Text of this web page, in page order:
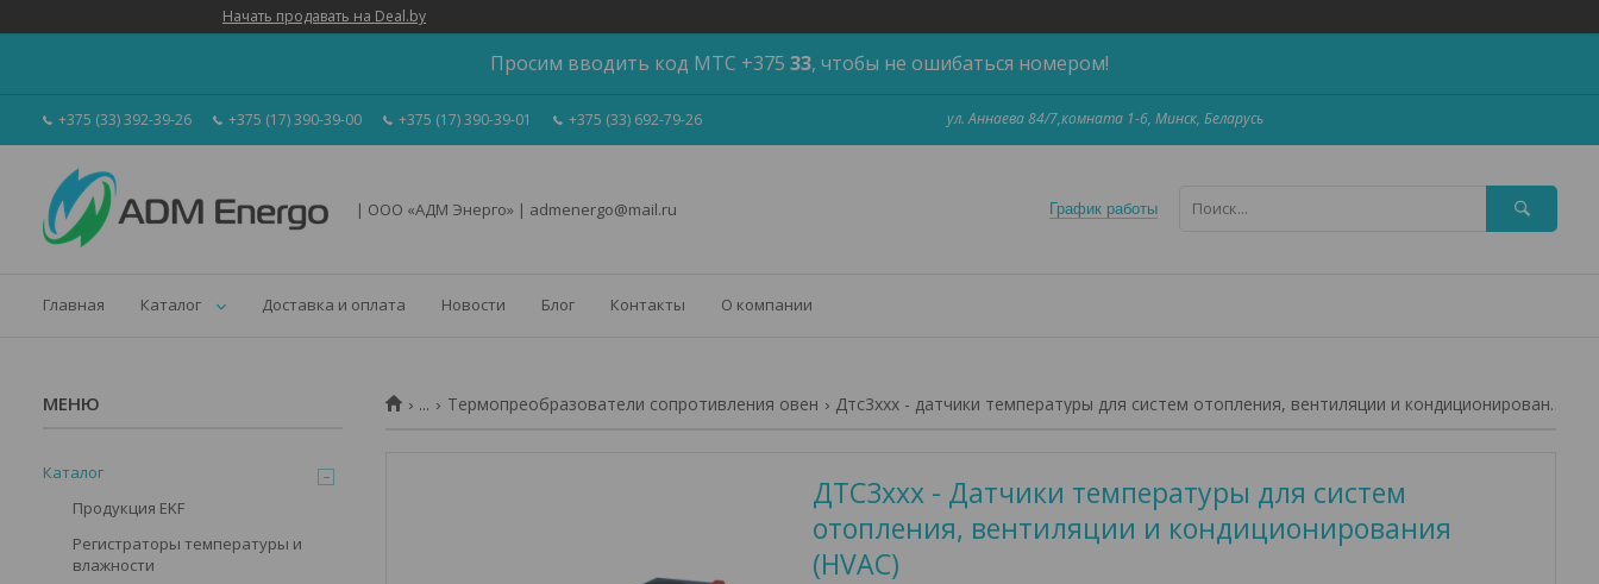
Начать продавать на Deal.by
Просим вводить код МТС +375 33, чтобы не ошибаться номером!
+375 (33) 392-39-26 +375 (17) 390-39-00 +375 (17) 390-39-01 +375 (33) 692-79-26 ул. Аннаева 84/7,комната 1-6, Минск, Беларусь
| ООО «АДМ Энерго» | admenergo@mail.ru График работы
Главная Каталог Доставка и оплата Новости Блог Контакты О компании
... Термопреобразователи сопротивления овен Дтс3ххх - датчики температуры для систем отопления, вентиляции и кондиционирования (hvac)
ДТС3ххх - Датчики температуры для систем
отопления, вентиляции и кондиционирования
(HVAC)
Каталог
Продукция EKF
Регистраторы температуры и
влажности